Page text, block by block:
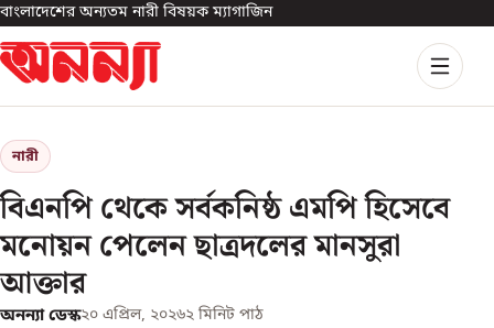
বাংলাদেশের অন্যতম নারী বিষয়ক ম্যাগাজিন
নারী
বিএনপি থেকে সর্বকনিষ্ঠ এমপি হিসেবে
মনোয়ন পেলেন ছাত্রদলের মানসুরা
আক্তার
অনন্যা ডেস্ক২০ এপ্রিল, ২০২৬২ মিনিট পাঠ